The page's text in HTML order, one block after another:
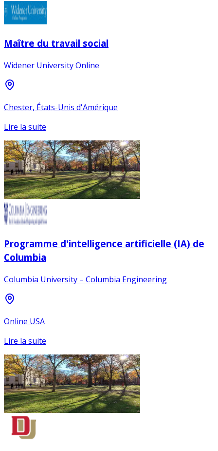
Maître du travail social
Widener University Online
Chester, États-Unis d'Amérique
Lire la suite
Programme d'intelligence artificielle (IA) de
Columbia
Columbia University – Columbia Engineering
Online USA
Lire la suite